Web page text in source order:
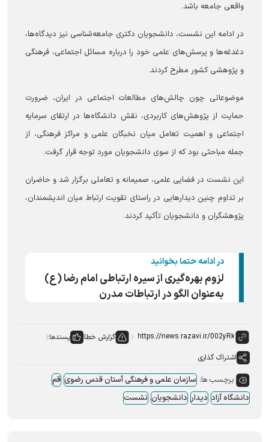
واقعی جامعه باشد.
در ادامه این نشست، دانشجویان دکتری جامعه‌شناسی نیز دیدگاه‌ها،
دغدغه‌ها و پرسش‌های علمی خود را درباره مسائل اجتماعی، فرهنگی
و پژوهشی کشور مطرح کردند.
موضوعاتی چون چالش‌های مطالعات اجتماعی در ایران، ضرورت
حمایت از پژوهش‌های کاربردی، نقش دانشگاه‌ها در ارتقای سرمایه
اجتماعی و اهمیت تعامل میان نخبگان علمی و مراکز فرهنگی، از
جمله مباحثی بود که از سوی دانشجویان مورد توجه قرار گرفت.
این نشست در فضایی علمی، صمیمانه و تعاملی برگزار شد و حاضران
بر تداوم چنین دیدارهایی در راستای تقویت ارتباط میان اندیشمندان،
پژوهشگران و دانشجویان تأکید کردند.
در ادامه حتما بخوانید
لزوم بهره‌گیری از سیره ارتباطی امام رضا (ع)
به‌عنوان الگو در ارتباطات مدرن
گزارش خطا
پسندها:
اشتراک گذاری
برچسب ها: سازمان علمی و فرهنگی آستان قدس رضوی قم
دانشگاه آزاد دیدار دانشجویان نشست